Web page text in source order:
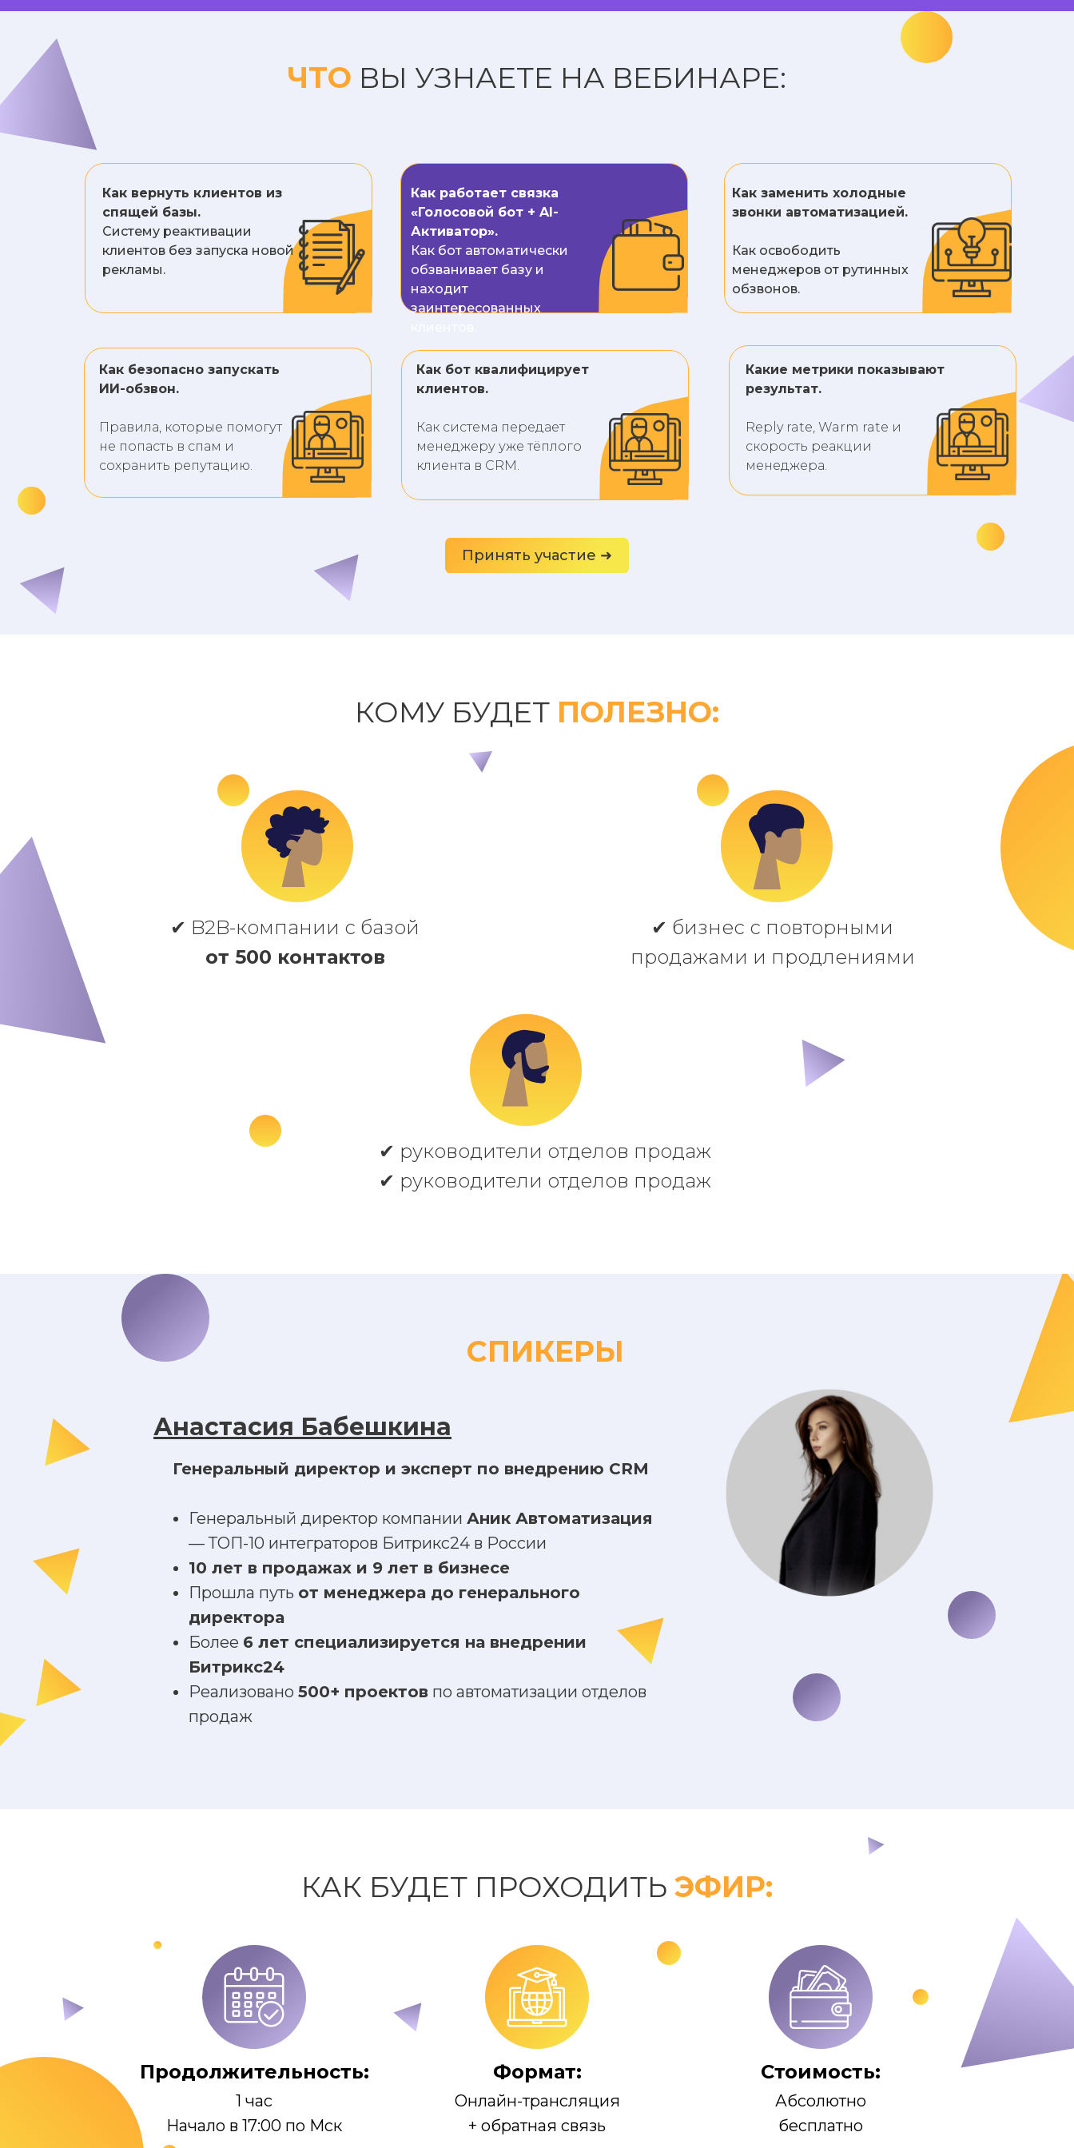
ЧТО ВЫ УЗНАЕТЕ НА ВЕБИНАРЕ:
Как вернуть клиентов из
спящей базы.
Систему реактивации
клиентов без запуска новой
рекламы.
Как работает связка
«Голосовой бот + AI-
Активатор».
Как бот автоматически
обзванивает базу и
находит
заинтересованных
Как заменить холодные
звонки автоматизацией.
Как освободить
менеджеров от рутинных
обзвонов.
Как безопасно запускать
ИИ-обзвон.
Правила, которые помогут
не попасть в спам и
сохранить репутацию.
Как бот квалифицирует
клиентов.
Как система передает
менеджеру уже тёплого
клиента в CRM.
Какие метрики показывают
результат.
Reply rate, Warm rate и
скорость реакции
менеджера.
Принять участие ➜
КОМУ БУДЕТ ПОЛЕЗНО:
✔ B2B-компании с базой
от 500 контактов
✔ бизнес с повторными
продажами и продлениями
✔ руководители отделов продаж
✔ руководители отделов продаж
СПИКЕРЫ
Анастасия Бабешкина
Генеральный директор и эксперт по внедрению CRM
Генеральный директор компании Аник Автоматизация
— ТОП-10 интеграторов Битрикс24 в России
10 лет в продажах и 9 лет в бизнесе
Прошла путь от менеджера до генерального
директора
Более 6 лет специализируется на внедрении
Битрикс24
Реализовано 500+ проектов по автоматизации отделов
продаж
КАК БУДЕТ ПРОХОДИТЬ ЭФИР:
Продолжительность:
1 час
Начало в 17:00 по Мск
Формат:
Онлайн-трансляция
+ обратная связь
Стоимость:
Абсолютно
бесплатно